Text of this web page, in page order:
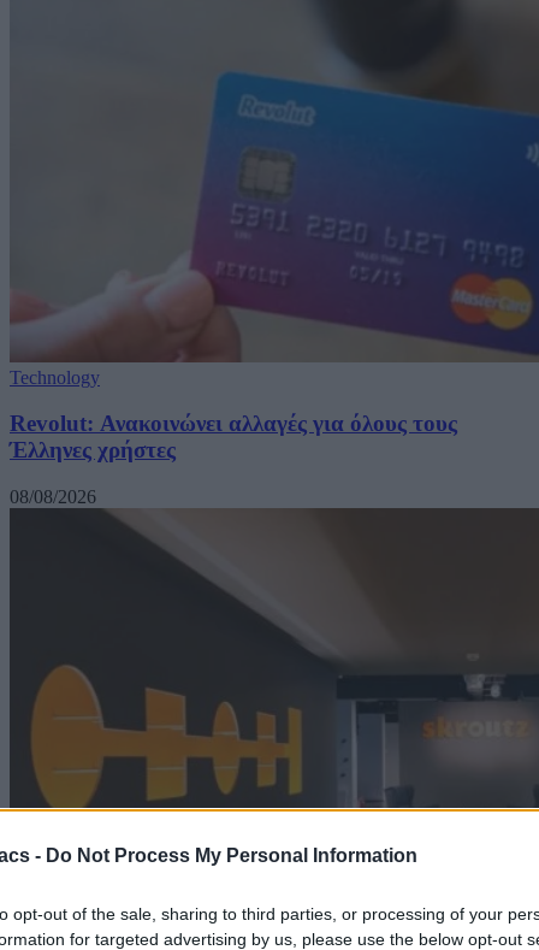
- Do Not Process My Personal Information
opt-out of the sale, sharing to third parties, or processing of your
for targeted advertising by us, please use the below opt-out
Technology
Revolut: Ανακοινώνει αλλαγές για όλους τους
Έλληνες χρήστες
08/08/2026